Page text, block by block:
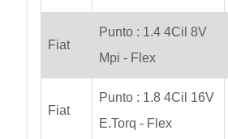
Fiat
Punto : 1.4 4Cil 8V
Mpi - Flex
Fiat
Punto : 1.8 4Cil 16V
E.Torq - Flex